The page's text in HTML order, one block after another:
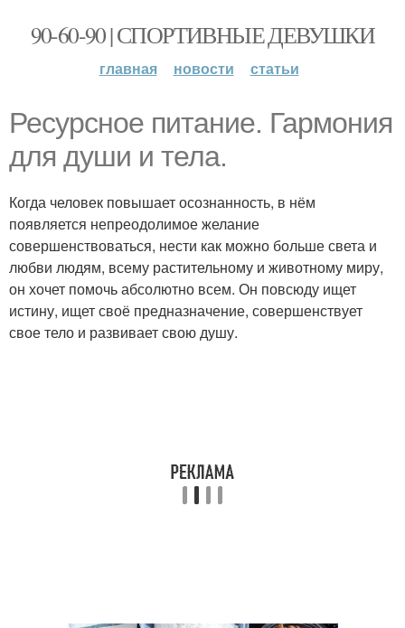
90-60-90 | СПОРТИВНЫЕ ДЕВУШКИ
главная новости статьи
Ресурсное питание. Гармония
для души и тела.
Когда человек повышает осознанность, в нём
появляется непреодолимое желание
совершенствоваться, нести как можно больше света и
любви людям, всему растительному и животному миру,
он хочет помочь абсолютно всем. Он повсюду ищет
истину, ищет своё предназначение, совершенствует
свое тело и развивает свою душу.